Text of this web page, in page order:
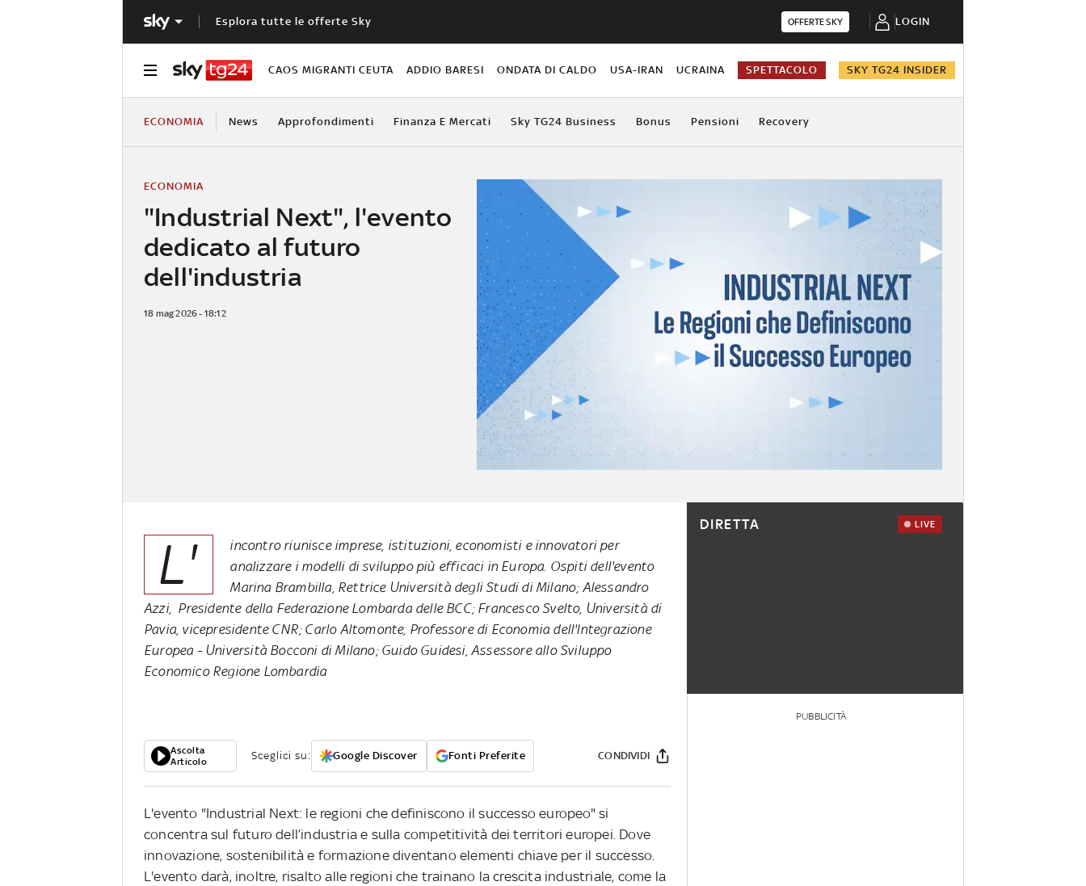
Esplora tutte le offerte Sky OFFERTE SKY LOGIN
CAOS MIGRANTI CEUTA ADDIO BARESI ONDATA DI CALDO USA-IRAN UCRAINA SPETTACOLO SKY TG24 INSIDER
ECONOMIA News Approfondimenti Finanza E Mercati Sky TG24 Business Bonus Pensioni Recovery
"Industrial Next", l'evento
dedicato al futuro
dell'industria
ECONOMIA
18 mag 2026 - 18:12
L'
incontro riunisce imprese, istituzioni, economisti e innovatori per
analizzare i modelli di sviluppo più efficaci in Europa. Ospiti dell'evento
Marina Brambilla, Rettrice Università degli Studi di Milano; Alessandro
Azzi, Presidente della Federazione Lombarda delle BCC; Francesco Svelto, Università di
Pavia, vicepresidente CNR; Carlo Altomonte, Professore di Economia dell'Integrazione
Europea - Università Bocconi di Milano; Guido Guidesi, Assessore allo Sviluppo
Economico Regione Lombardia
Ascolta
Articolo
Sceglici su: Google Discover Fonti Preferite CONDIVIDI
L'evento "Industrial Next: le regioni che definiscono il successo europeo" si
concentra sul futuro dell’industria e sulla competitività dei territori europei. Dove
innovazione, sostenibilità e formazione diventano elementi chiave per il successo.
L'evento darà, inoltre, risalto alle regioni che trainano la crescita industriale, come la
DIRETTA LIVE
PUBBLICITÀ